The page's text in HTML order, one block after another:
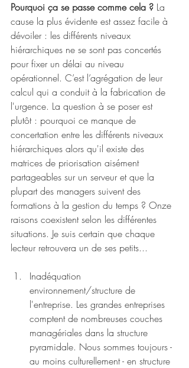
Pourquoi ça se passe comme cela ? La
cause la plus évidente est assez facile à
dévoiler : les différents niveaux
hiérarchiques ne se sont pas concertés
pour fixer un délai au niveau
opérationnel. C’est l’agrégation de leur
calcul qui a conduit à la fabrication de
l'urgence. La question à se poser est
plutôt : pourquoi ce manque de
concertation entre les différents niveaux
hiérarchiques alors qu'il existe des
matrices de priorisation aisément
partageables sur un serveur et que la
plupart des managers suivent des
formations à la gestion du temps ? Onze
raisons coexistent selon les différentes
situations. Je suis certain que chaque
lecteur retrouvera un de ses petits...
Inadéquation
environnement/structure de
l'entreprise. Les grandes entreprises
comptent de nombreuses couches
managériales dans la structure
pyramidale. Nous sommes toujours -
au moins culturellement - en structure